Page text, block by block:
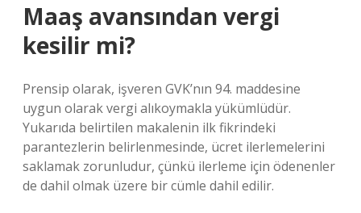
Maaş avansından vergi
kesilir mi?
Prensip olarak, işveren GVK’nın 94. maddesine
uygun olarak vergi alıkoymakla yükümlüdür.
Yukarıda belirtilen makalenin ilk fikrindeki
parantezlerin belirlenmesinde, ücret ilerlemelerini
saklamak zorunludur, çünkü ilerleme için ödenenler
de dahil olmak üzere bir cümle dahil edilir.